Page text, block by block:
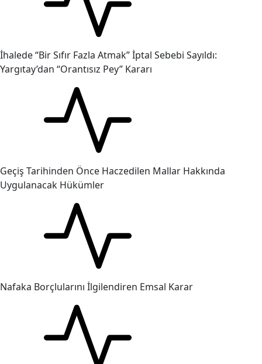
İhalede “Bir Sıfır Fazla Atmak” İptal Sebebi Sayıldı:
Yargıtay’dan “Orantısız Pey” Kararı
Geçiş Tarihinden Önce Haczedilen Mallar Hakkında
Uygulanacak Hükümler
Nafaka Borçlularını İlgilendiren Emsal Karar